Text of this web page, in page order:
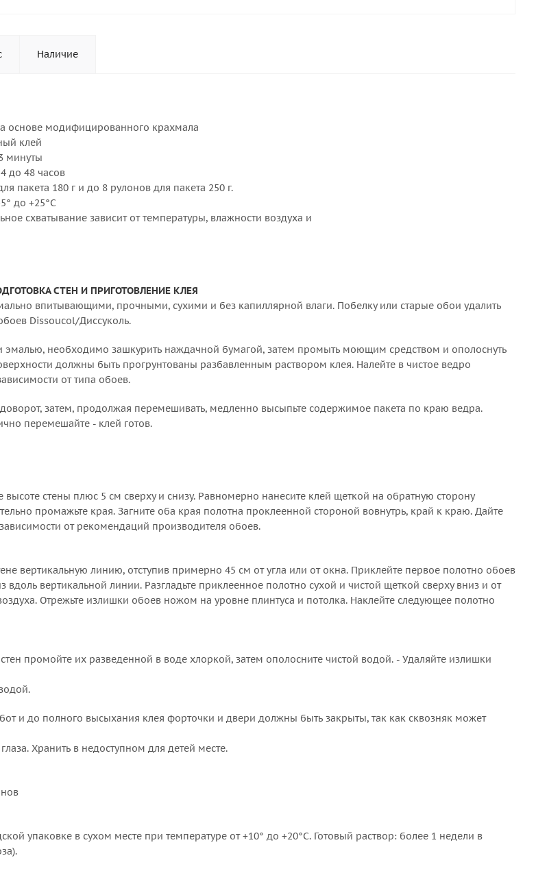
Наличие
основе модифицированного крахмала
клей
минуты
до 48 часов
пакета 180 г и до 8 рулонов для пакета 250 г.
до +25°C
схватывание зависит от температуры, влажности воздуха и
СТЕН И ПРИГОТОВЛЕНИЕ КЛЕЯ
впитывающими, прочными, сухими и без капиллярной влаги. Побелку или старые обои удалить
Dissoucol/Диссуколь.
эмалью, необходимо зашкурить наждачной бумагой, затем промыть моющим средством и ополоснуть
должны быть прогрунтованы разбавленным раствором клея. Налейте в чистое ведро
от типа обоев.
затем, продолжая перемешивать, медленно высыпьте содержимое пакета по краю ведра.
перемешайте - клей готов.
стены плюс 5 см сверху и снизу. Равномерно нанесите клей щеткой на обратную сторону
промажьте края. Загните оба края полотна проклеенной стороной вовнутрь, край к краю. Дайте
от рекомендаций производителя обоев.
вертикальную линию, отступив примерно 45 см от угла или от окна. Приклейте первое полотно обоев
вдоль вертикальной линии. Разгладьте приклеенное полотно сухой и чистой щеткой сверху вниз и от
Отрежьте излишки обоев ножом на уровне плинтуса и потолка. Наклейте следующее полотно
промойте их разведенной в воде хлоркой, затем ополосните чистой водой. - Удаляйте излишки
и до полного высыхания клея форточки и двери должны быть закрыты, так как сквозняк может
Хранить в недоступном для детей месте.
упаковке в сухом месте при температуре от +10° до +20°С. Готовый раствор: более 1 недели в